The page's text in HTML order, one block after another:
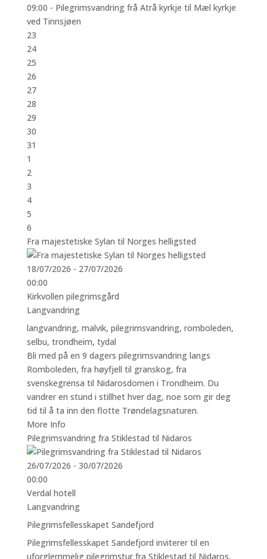
09:00 - Pilegrimsvandring frå Atrå kyrkje til Mæl kyrkje
ved Tinnsjøen
23
24
25
26
27
28
29
30
31
1
2
3
4
5
6
Fra majestetiske Sylan til Norges helligsted
18/07/2026 - 27/07/2026
00:00
Kirkvollen pilegrimsgård
Langvandring
langvandring, malvik, pilegrimsvandring, romboleden,
selbu, trondheim, tydal
Bli med på en 9 dagers pilegrimsvandring langs
Romboleden, fra høyfjell til granskog, fra
svenskegrensa til Nidarosdomen i Trondheim. Du
vandrer en stund i stillhet hver dag, noe som gir deg
tid til å ta inn den flotte Trøndelagsnaturen.
More Info
Pilegrimsvandring fra Stiklestad til Nidaros
26/07/2026 - 30/07/2026
00:00
Verdal hotell
Langvandring
Pilegrimsfellesskapet Sandefjord
Pilegrimsfellesskapet Sandefjord inviterer til en
uforglemmelig pilegrimstur fra Stiklestad til Nidaros,